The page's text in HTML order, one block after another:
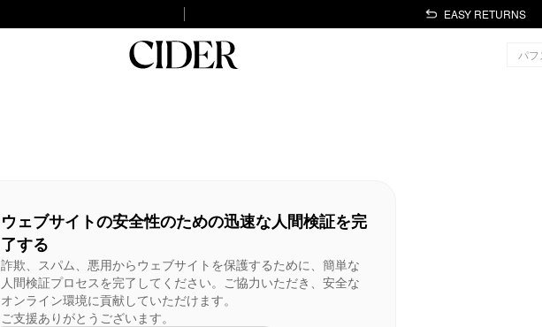
EASY RETURNS
ウェブサイトの安全性のための迅速な人間検証を完
了する
詐欺、スパム、悪用からウェブサイトを保護するために、簡単な
人間検証プロセスを完了してください。ご協力いただき、安全な
オンライン環境に貢献していただけます。
ご支援ありがとうございます。